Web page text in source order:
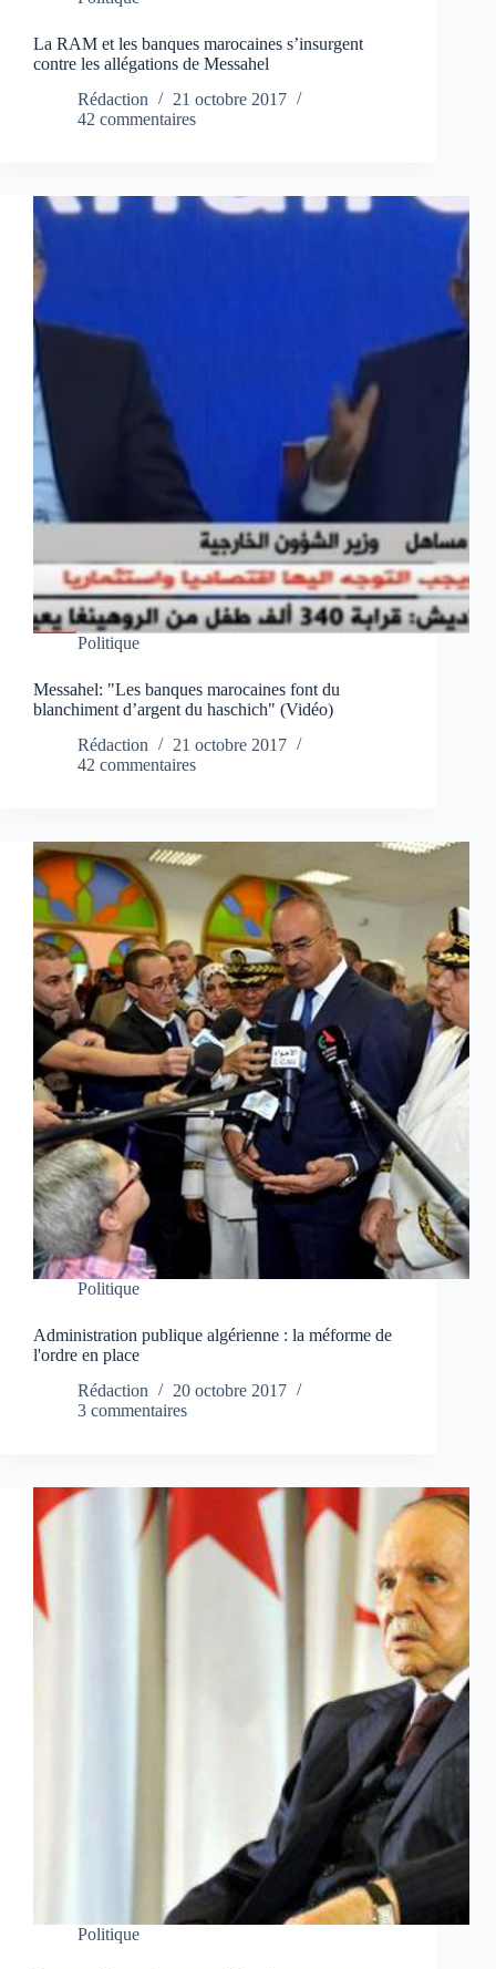
La RAM et les banques marocaines s’insurgent
contre les allégations de Messahel
Rédaction
21 octobre 2017
42 commentaires
Politique
Messahel: "Les banques marocaines font du
blanchiment d’argent du haschich" (Vidéo)
Rédaction
21 octobre 2017
42 commentaires
Politique
Administration publique algérienne : la méforme de
l'ordre en place
Rédaction
20 octobre 2017
3 commentaires
Politique